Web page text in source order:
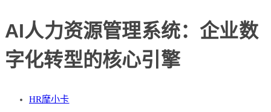
AI人力资源管理系统：企业数
字化转型的核心引擎
HR摩小卡